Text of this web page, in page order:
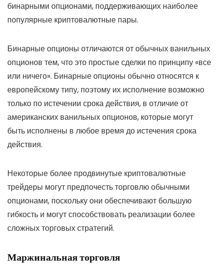
бинарными опционами, поддерживающих наиболее
популярные криптовалютные пары.
Бинарные опционы отличаются от обычных ванильных
опционов тем, что это простые сделки по принципу «все
или ничего». Бинарные опционы обычно относятся к
европейскому типу, поэтому их исполнение возможно
только по истечении срока действия, в отличие от
американских ванильных опционов, которые могут
быть исполнены в любое время до истечения срока
действия.
Некоторые более продвинутые криптовалютные
трейдеры могут предпочесть торговлю обычными
опционами, поскольку они обеспечивают большую
гибкость и могут способствовать реализации более
сложных торговых стратегий.
Маржинальная торговля